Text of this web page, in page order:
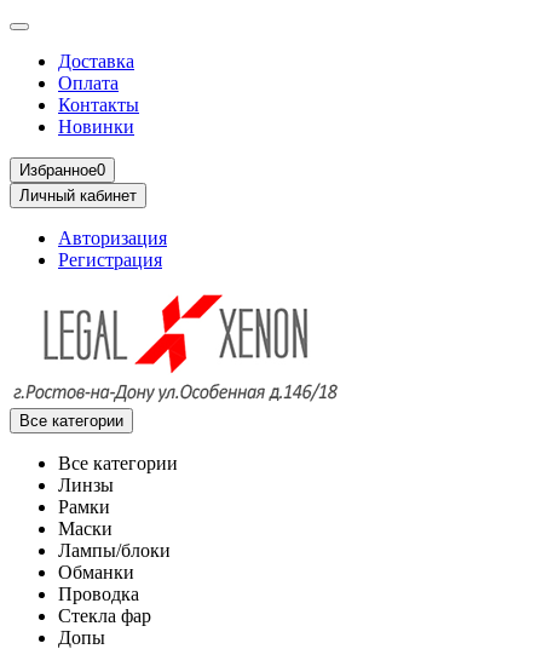
Доставка
Оплата
Контакты
Новинки
Избранное0
Личный кабинет
Авторизация
Регистрация
Все категории
Все категории
Линзы
Рамки
Маски
Лампы/блоки
Обманки
Проводка
Стекла фар
Допы